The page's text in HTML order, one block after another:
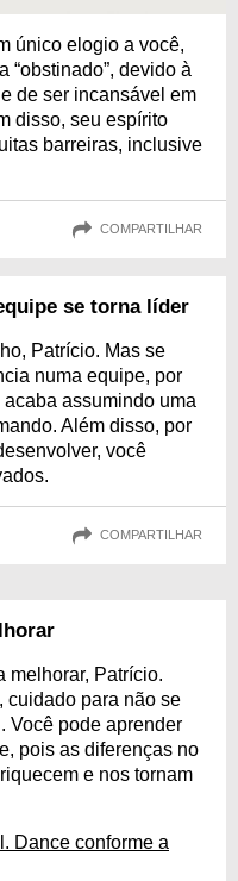
único elogio a você,
“obstinado”, devido à
de ser incansável em
disso, seu espírito
barreiras, inclusive
COMPARTILHAR
se torna líder
Patrício. Mas se
numa equipe, por
assumindo uma
Além disso, por
você
COMPARTILHAR
melhorar, Patrício.
cuidado para não se
Você pode aprender
pois as diferenças no
e nos tornam
Dance conforme a